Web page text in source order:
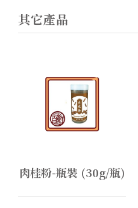
其它產品
肉桂粉-瓶裝 (30g/瓶)